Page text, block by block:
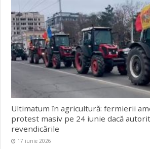
Ultimatum în agricultură: fermierii
protest masiv pe 24 iunie dacă
revendicările
17 iunie 2026